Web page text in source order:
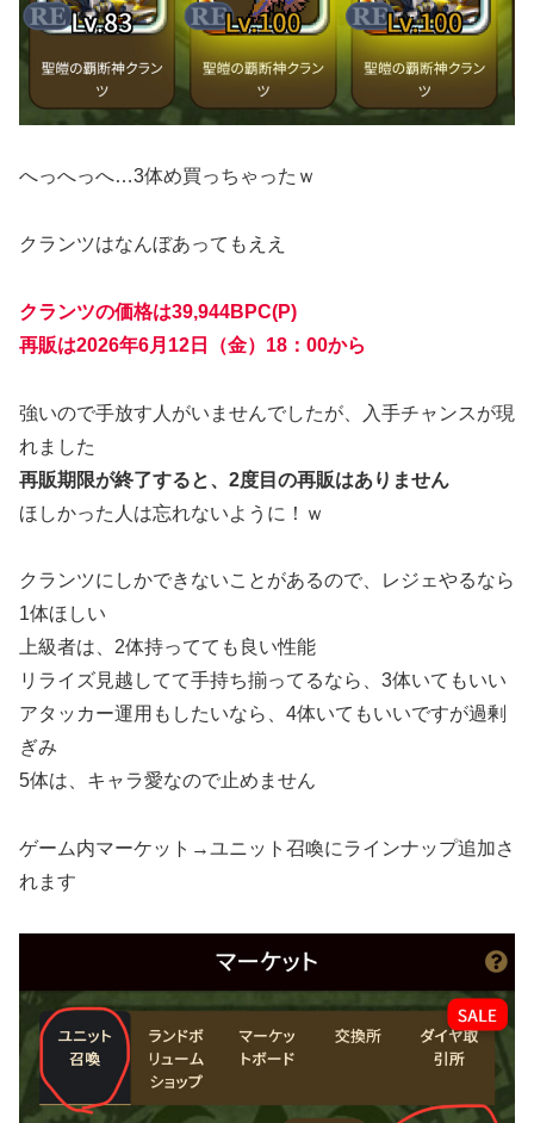
へっへっへ…3体め買っちゃったｗ
クランツはなんぼあってもええ
クランツの価格は39,944BPC(P)
再販は2026年6月12日（金）18：00から
強いので手放す人がいませんでしたが、入手チャンスが現
れました
再販期限が終了すると、2度目の再販はありません
ほしかった人は忘れないように！ｗ
クランツにしかできないことがあるので、レジェやるなら
1体ほしい
上級者は、2体持ってても良い性能
リライズ見越してて手持ち揃ってるなら、3体いてもいい
アタッカー運用もしたいなら、4体いてもいいですが過剰
ぎみ
5体は、キャラ愛なので止めません
ゲーム内マーケット→ユニット召喚にラインナップ追加さ
れます